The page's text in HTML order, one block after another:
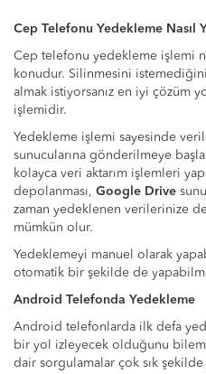
Cep Telefonu Yedekleme Nasıl
Cep telefonu yedekleme işlemi
konudur. Silinmesini
almak istiyorsanız en iyi çözüm
işlemidir.
Yedekleme işlemi sayesinde
sunucularına gönderilmeye
kolayca veri aktarım işlemleri
depolanması, Google Drive
zaman yedeklenen verilerinize
mümkün olur.
Yedeklemeyi manuel olarak
otomatik bir şekilde de
Android Telefonda Yedekleme
Android telefonlarda ilk defa
bir yol izleyecek olduğunu
dair sorgulamalar çok sık şekilde